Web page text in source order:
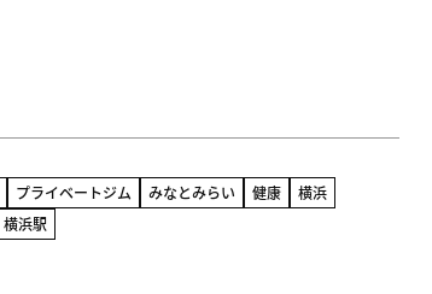
プライベートジム みなとみらい 健康
横浜
横浜駅